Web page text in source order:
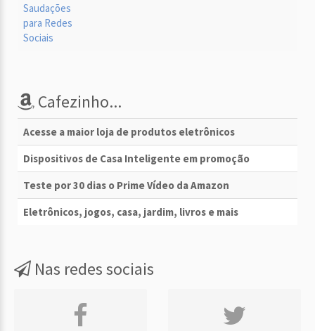
Cafezinho...
Acesse a maior loja de produtos eletrônicos
Dispositivos de Casa Inteligente em promoção
Teste por 30 dias o Prime Vídeo da Amazon
Eletrônicos, jogos, casa, jardim, livros e mais
Nas redes sociais